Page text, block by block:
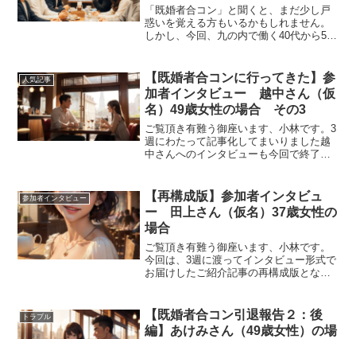
「既婚者合コン」と聞くと、まだ少し戸
惑いを覚える方もいるかもしれません。
しかし、今回、九の内で働く40代から50
と、人生の成熟期を豊かにするための新
たな価値観が見えて...
人気記事
【既婚者合コンに行ってきた】参
加者インタビュー 越中さん（仮
名）49歳女性の場合 その3
ご覧頂き有難う御座います、小林です。3
週にわたって記事化してまいりました越
中さんへのインタビューも今回で終了で
す。ーー冒険とおっしゃってましたが、
それはどういった意味で...
参加者インタビュー
【再構成版】参加者インタビュ
ー 田上さん（仮名）37歳女性の
場合
ご覧頂き有難う御座います、小林です。
今回は、3週に渡ってインタビュー形式で
お届けしたご紹介記事の再構成版となり
した。お話を伺えるということで、貴重
なお時間頂き有難う...
トラブル
【既婚者合コン引退報告２：後
編】あけみさん（49歳女性）の場